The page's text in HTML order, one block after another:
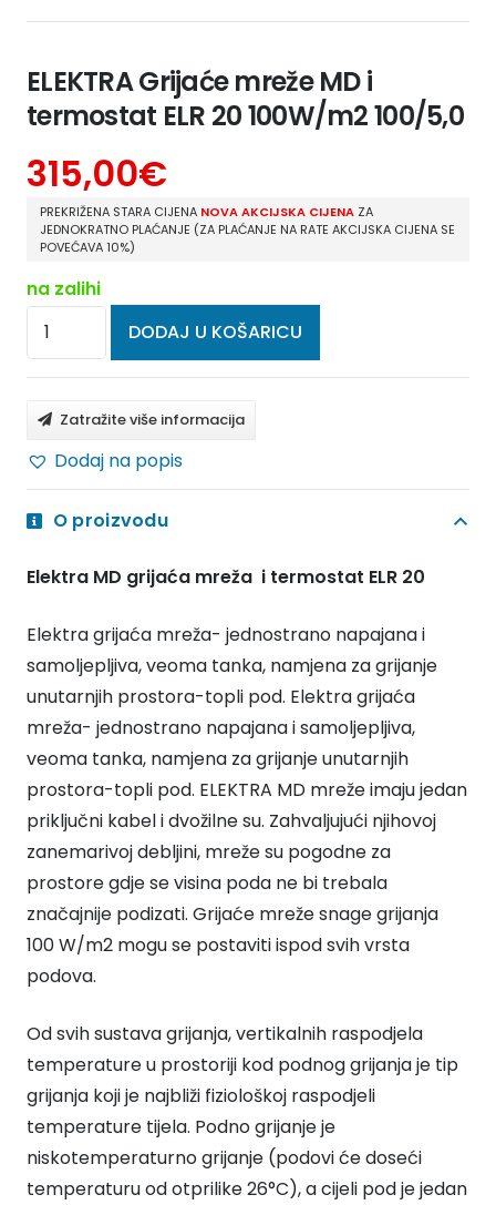
ELEKTRA Grijaće mreže MD i
termostat ELR 20 100W/m2 100/5,0
315,00€
PREKRIŽENA STARA CIJENA NOVA AKCIJSKA CIJENA ZA
JEDNOKRATNO PLAĆANJE (ZA PLAĆANJE NA RATE AKCIJSKA CIJENA SE
POVEĆAVA 10%)
na zalihi
ELEKTRA
Grijaće
mreže
MD
termostat
20
100W/m2
količina
DODAJ U KOŠARICU
Zatražite više informacija
Dodaj na popis
O proizvodu
Elektra MD grijaća mreža i termostat ELR 20
Elektra grijaća mreža- jednostrano napajana i
samoljepljiva, veoma tanka, namjena za grijanje
unutarnjih prostora-topli pod. Elektra grijaća
mreža- jednostrano napajana i samoljepljiva,
veoma tanka, namjena za grijanje unutarnjih
prostora-topli pod. ELEKTRA MD mreže imaju jedan
priključni kabel i dvožilne su. Zahvaljujući njihovoj
zanemarivoj debljini, mreže su pogodne za
prostore gdje se visina poda ne bi trebala
značajnije podizati. Grijaće mreže snage grijanja
100 W/m2 mogu se postaviti ispod svih vrsta
podova.
Od svih sustava grijanja, vertikalnih raspodjela
temperature u prostoriji kod podnog grijanja je tip
grijanja koji je najbliži fiziološkoj raspodjeli
temperature tijela. Podno grijanje je
niskotemperaturno grijanje (podovi će doseći
temperaturu od otprilike 26°C), a cijeli pod je jedan